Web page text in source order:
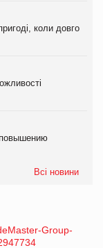
коли довго
Всі новини